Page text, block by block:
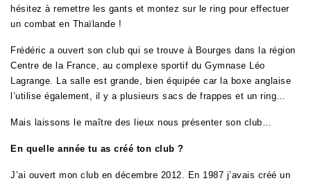
hésitez à remettre les gants et montez sur le ring pour effectuer
un combat en Thaïlande !
Frédéric a ouvert son club qui se trouve à Bourges dans la région
Centre de la France, au complexe sportif du Gymnase Léo
Lagrange. La salle est grande, bien équipée car la boxe anglaise
l’utilise également, il y a plusieurs sacs de frappes et un ring…
Mais laissons le maître des lieux nous présenter son club…
En quelle année tu as créé ton club ?
J’ai ouvert mon club en décembre 2012. En 1987 j’avais créé un